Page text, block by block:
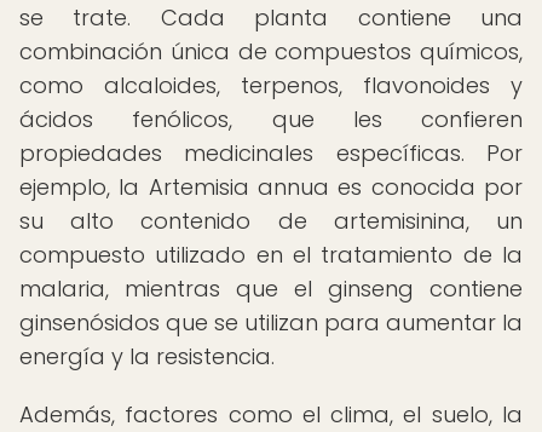
se trate. Cada planta contiene una
combinación única de compuestos químicos,
como alcaloides, terpenos, flavonoides y
ácidos fenólicos, que les confieren
propiedades medicinales específicas. Por
ejemplo, la Artemisia annua es conocida por
su alto contenido de artemisinina, un
compuesto utilizado en el tratamiento de la
malaria, mientras que el ginseng contiene
ginsenósidos que se utilizan para aumentar la
energía y la resistencia.
Además, factores como el clima, el suelo, la